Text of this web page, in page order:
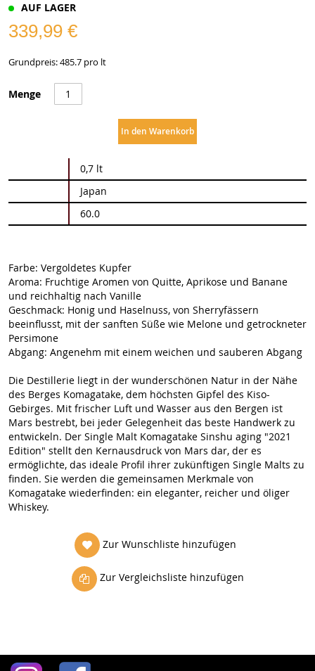
AUF LAGER
339,99 €
Grundpreis: 485.7 pro lt
Menge
In den Warenkorb
Informationen
0,7 lt
Japan
60.0
Farbe: Vergoldetes Kupfer
Aroma: Fruchtige Aromen von Quitte, Aprikose und Banane
und reichhaltig nach Vanille
Geschmack: Honig und Haselnuss, von Sherryfässern
beeinflusst, mit der sanften Süße wie Melone und getrockneter
Persimone
Abgang: Angenehm mit einem weichen und sauberen Abgang
Die Destillerie liegt in der wunderschönen Natur in der Nähe
des Berges Komagatake, dem höchsten Gipfel des Kiso-
Gebirges. Mit frischer Luft und Wasser aus den Bergen ist
Mars bestrebt, bei jeder Gelegenheit das beste Handwerk zu
entwickeln. Der Single Malt Komagatake Sinshu aging "2021
Edition" stellt den Kernausdruck von Mars dar, der es
ermöglichte, das ideale Profil ihrer zukünftigen Single Malts zu
finden. Sie werden die gemeinsamen Merkmale von
Komagatake wiederfinden: ein eleganter, reicher und öliger
Whiskey.
Zur Wunschliste hinzufügen
Zur Vergleichsliste hinzufügen